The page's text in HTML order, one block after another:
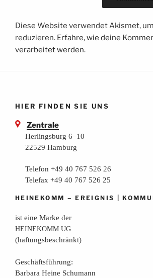
Diese Website verwendet Akismet,
reduzieren. Erfahre, wie deine
verarbeitet werden.
HIER FINDEN SIE UNS
Zentrale
Herlingsburg 6–10
22529 Hamburg
Telefon +49 40 767 526 26
Telefax +49 40 767 526 25
HEINEKOMM –EREIGNIS |
ist eine Mar­ke der
HEINEKOMM UG
(haf­tungs­be­schränkt)
Geschäfts­füh­rung:
Bar­ba­ra Hei­ne Schumann